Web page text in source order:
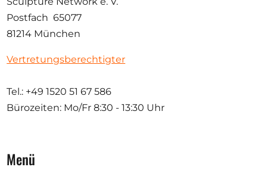
Postfach 65077
81214 München
Vertretungsberechtigter
Tel.: +49 1520 51 67 586
Bürozeiten: Mo/Fr 8:30 - 13:30 Uhr
Menü